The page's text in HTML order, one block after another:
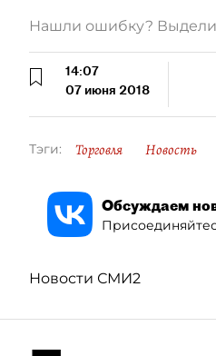
Нашли ошибку?
14:07
07 июня 2018
Тэги: Торговля Новость
Обсуждаем
Новости СМИ2